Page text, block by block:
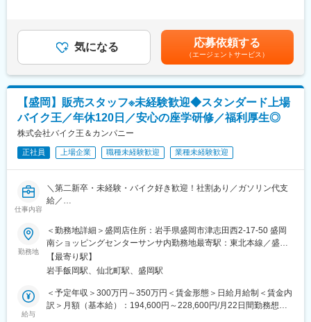
後発キャリアだからこそ柔軟で風通しがよく、改善提案や企画が
店舗運営に活かされやすい文化があります。
スタッフ（R CREW）としてご活躍いただいたのち、約1年で店長
昇格を目指していただきます。その後はスーパーバイザー
（RSV）やマネージャーなど、より広い領域で活躍いただけるキ
ャリアがあります。
■組織構成：
1店舗あたり店長1名、スタッフ5～15名で運営。チームワークを
重視し、相談しやすく協力し合える職場環境です。
■当社について：
レーション管理、システム・インフラ整備までを一括して提供し
ています。
変更の範囲：会社の定める業務
・Webで商品や業務について学習する『バイク王カレッジ』など
もあり
Ｌテレアポや飛び込みなどの新規開拓は一切ナシ
ＬTV CMやWeb広告による100％反響型営業スタイル
＜査定・買取の流れ＞
（1）ご予約いただいたお客様先に訪問していただきます。
（2）バイクのメーカーや年式などの情報をタブレットに入力し
て、査定担当に送信します。（入力マニュアルが用意されている
ため、特別な経験・知識は不要です）
（3）査定結果（買取額）をお客様に提示します。
（4）買取が成立したら、バイクをトラック（AT可）に乗せて帰
※訪問数は1日3～4件程度。お伺いしたお客様の8割程度が買取成
立しています。
■ポジションの魅力
Ｌ役員等上位者が月半分くらい現場に足を運んでおり、活躍して
る方や頑張っている方を評価します！
を含む）＜昇給有無＞有＜残業手当＞有＜給与補足＞※年収は経
験・スキルを基に決定■業績連動型賞与：年2回※会社業績による■
昇給：年1回※人事考課による■実績：・年収346万円（月収26万
円）／24歳 副店長職 経験2年・年収420万円（月収35万円）／35
歳 店長職 経験6年・年収588万円／38歳 マネージャー 入社8年目
賃金はあくまでも目安の金額であり、選考を通じて上下する可能
性があります。月給(月額)は固定手当を含めた表記です。
気になる 応募依頼する
（エージェントサービス）
【盛岡】販売スタッフ※未経験歓迎◆スタンダード上場
バイク王／年休120日／安心の座学研修／福利厚生◎
株式会社バイク王＆カンパニー
正社員 上場企業 職種未経験歓迎 業種未経験歓迎
仕事内容
＼第二新卒・未経験・バイク好き歓迎！社割あり／ガソリン代支
給／
◆正社員デビューも歓迎／店長やエリアマネージャー・本社職へ
のキャリアUPも◆社割あり／車・バイク通勤可能・ガソリン代支
給／正社員◆知名度抜群の東証スタンダード上場／残業10Ｈ】
当社の運営する店舗での接客・販売をお任せします。
■業務内容
勤務地
＜勤務地詳細＞盛岡店住所：岩手県盛岡市津志田西2-17-50 盛岡
南ショッピングセンターサンサ内勤務地最寄駅：東北本線／盛岡
駅受動喫煙対策：屋内喫煙可能場所あり変更の範囲：会社の定め
る事業所
【最寄り駅】
岩手飯岡駅、仙北町駅、盛岡駅
給与
＜予定年収＞300万円～350万円＜賃金形態＞日給月給制＜賃金内
訳＞月額（基本給）：194,600円～228,600円/月22日間勤務想定